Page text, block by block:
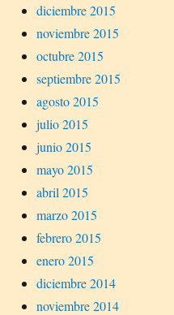
diciembre 2015
noviembre 2015
octubre 2015
septiembre 2015
agosto 2015
julio 2015
junio 2015
mayo 2015
abril 2015
marzo 2015
febrero 2015
enero 2015
diciembre 2014
noviembre 2014